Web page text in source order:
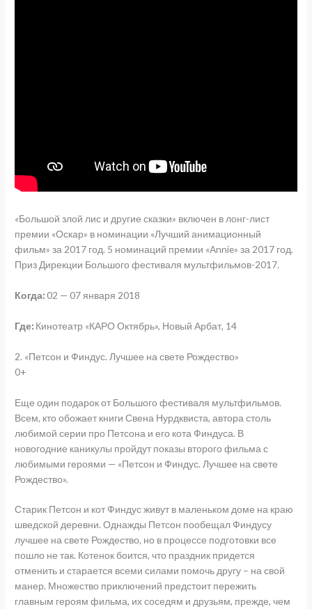
«Большой злой лис и другие сказки» включен в лонг-лист
премии «Оскар» в номинации «Лучший анимационный
фильм» за 2017 год. 5 номинаций премии «Annie» за 2017 год.
Приз Дирекции Большого фестиваля мультфильмов-2017.
Когда:02 — 07 января 2018
Где: Кинотеатр «КАРО Октябрь», Новый Арбат, 14
2. «Петсон и Финдус. Лучшее на свете Рождество»
0+
Еще один подарок от Большого фестиваля мультфильмов.
Всем, кто обожает книги Свена Нурдквиста, автора столь
любимой серии про Петсона и его кота Финдуса. В
новогодние каникулы пройдут показы второго фильма с
любимыми героями — «Петсон и Финдус. Лучшее на свете
Рождество».
Старик Петсон и кот Финдус живут в маленьком доме на краю
шведской деревни. Однажды Петсон пообещал Финдусу
лучшее на свете Рождество, но в процессе подготовки все
пошло не так. Котенок боится, что праздник придется
отменить и старается всеми силами помочь другу – на свой
манер. Множество приключений предстоит пережить
главным героям фильма, их соседям и друзьям, прежде, чем